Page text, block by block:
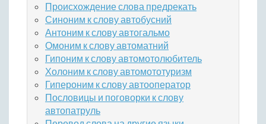
Происхождение слова предрекать
Синоним к слову автобусний
Антоним к слову автогальмо
Омоним к слову автоматний
Гипоним к слову автомотолюбитель
Холоним к слову автомототуризм
Гипероним к слову автооператор
Пословицы и поговорки к слову
автопатруль